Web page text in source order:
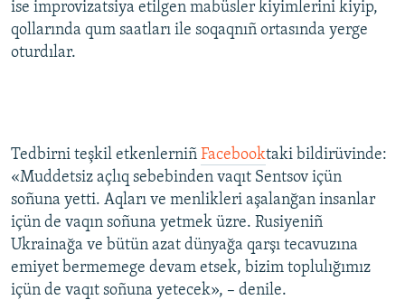
Русский
RFE/RS bütün saytları
ise improvizatsiya etilgen mabüsler kiyimlerini kiyip,
qollarında qum saatları ile soqaqnıñ ortasında yerge
oturdılar.
Tedbirni teşkil etkenlerniñ Facebooktaki bildirüvinde:
«Muddetsiz açlıq sebebinden vaqıt Sentsov içün
soñuna yetti. Aqları ve menlikleri aşalanğan insanlar
içün de vaqın soñuna yetmek üzre. Rusiyeniñ
Ukrainağa ve bütün azat dünyağa qarşı tecavuzına
emiyet bermemege devam etsek, bizim toplulığımız
içün de vaqıt soñuna yetecek», – denile.